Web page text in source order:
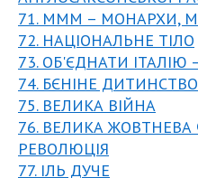
71. МММ – МОНАРХИ,
72. НАЦІОНАЛЬНЕ ТІЛО
73. ОБ'ЄДНАТИ ІТАЛІЮ –
74. БЄНІНЕ ДИТИНСТВО
75. ВЕЛИКА ВІЙНА
76. ВЕЛИКА
РЕВОЛЮЦІЯ
77. ІЛЬ ДУЧЕ